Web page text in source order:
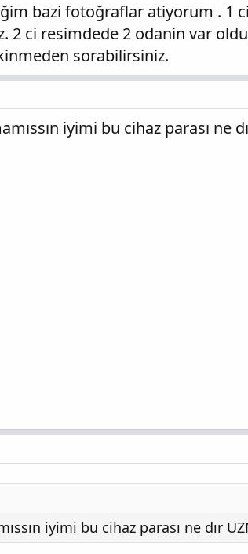
bazi fotoğraflar atiyorum . 1
2 ci resimdede 2 odanin var
sorabilirsiniz.
iyimi bu cihaz parası ne
iyimi bu cihaz parası ne dır